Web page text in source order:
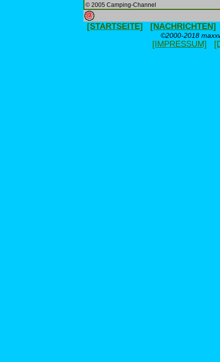
© 2005 Camping-Channel
[STARTSEITE] [NACHRICHTEN]
©2000-2018
[IMPRESSUM]